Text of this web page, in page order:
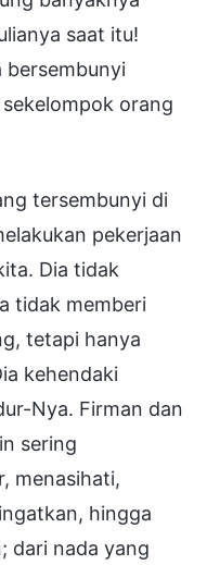
saat itu!
bersembunyi
orang
tersembunyi di
pekerjaan
Dia tidak
tidak memberi
tetapi hanya
kehendaki
Nya. Firman dan
sering
menasihati,
hingga
dari nada yang